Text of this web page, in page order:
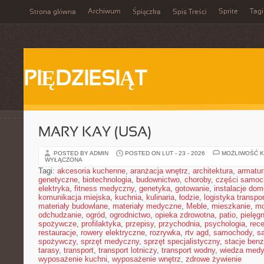
Strona główna Archiwum Śpiączka Spis Treści Sprite Tagi
PIĘDZIESIĄT
MARY KAY (USA)
POSTED BY ADMIN POSTED ON LUT - 23 - 2026
MOŻLIWOŚĆ
WYŁĄCZONA
Tagi: akcesoria kuchenne, aranżacja wnętrz, architektura,
genetyczne, biotechnologia, budownictwo, choroby, części
elektryka, fitness medyczny, genetyka, gotowanie, instalacje
komunikacja miejska, kuchnia, kulinaria, łodzie, logistyka
materiały budowlane, materiały medyczne, Meble, mieszkanie,
odchudzanie, ogród, ogrodnictwo, opieka zdrowotna, patio,
spożywcze, profilaktyka, przepisy, przychodnia, psychologia,
restauracje, rowery elektryczne, rozrywka, rtv agd, samochody,
spożywczy, sprzęt medyczny, sprzęt specjalistyczny, stacje
tarasy, transport, transport lotniczy, transport wodny, wiedza
wyposażenie kuchni, wyposażenie wnętrz, zdrowe żywienie